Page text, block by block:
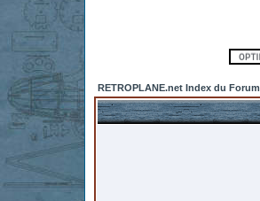
RETROPLANE.net Index du Forum